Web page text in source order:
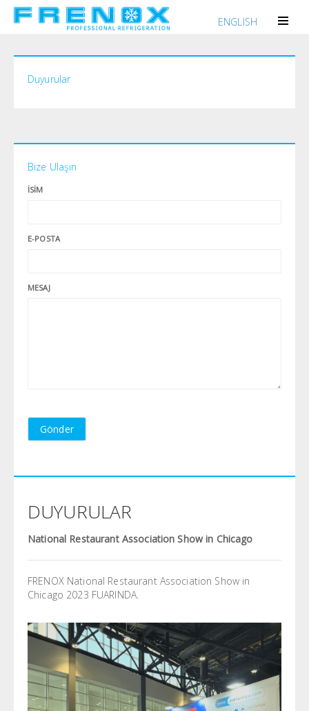
ENGLISH
Duyurular
Bize Ulaşın
İSIM
E-POSTA
MESAJ
Gönder
DUYURULAR
National Restaurant Association Show in Chicago
FRENOX National Restaurant Association Show in
Chicago 2023 FUARINDA.